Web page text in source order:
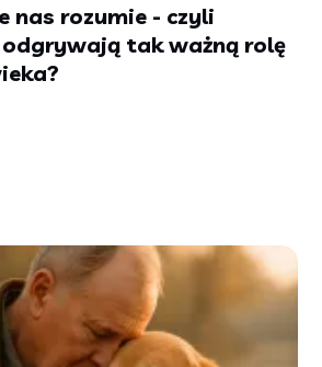
nas rozumie - czyli
tak ważną rolę